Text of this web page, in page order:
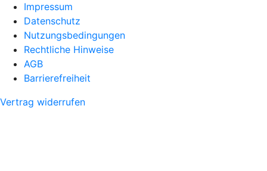
Impressum
Datenschutz
Nutzungsbedingungen
Rechtliche Hinweise
AGB
Barrierefreiheit
Vertrag widerrufen